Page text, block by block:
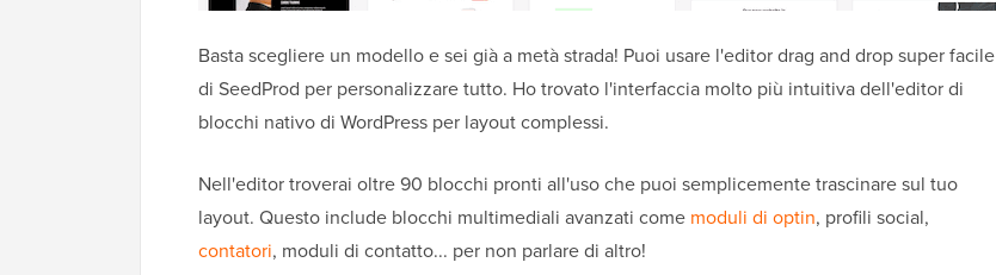
Basta scegliere un modello e sei già a metà strada! Puoi usare l'editor drag and drop super facile
di SeedProd per personalizzare tutto. Ho trovato l'interfaccia molto più intuitiva dell'editor di
blocchi nativo di WordPress per layout complessi.
Nell'editor troverai oltre 90 blocchi pronti all'uso che puoi semplicemente trascinare sul tuo
layout. Questo include blocchi multimediali avanzati come moduli di optin, profili social,
contatori, moduli di contatto... per non parlare di altro!